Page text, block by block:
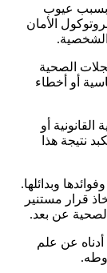
بسبب عيوب
الأمان
الصحية
أو أخطاء
أو
نتيجة هذا
وبدائلها.
قرار مستنير
عن بعد.
عن علم